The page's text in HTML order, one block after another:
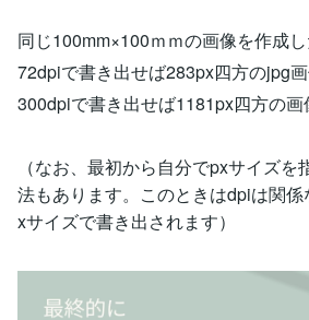
同じ100mm×100ｍｍの画像を作成し
72dpiで書き出せば283px四方のjpg画
300dpiで書き出せば1181px四方の画
（なお、最初から自分でpxサイズ
法もあります。このときはdpiは関
xサイズで書き出されます）